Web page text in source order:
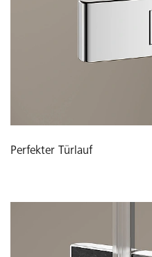
Perfekter Türlauf